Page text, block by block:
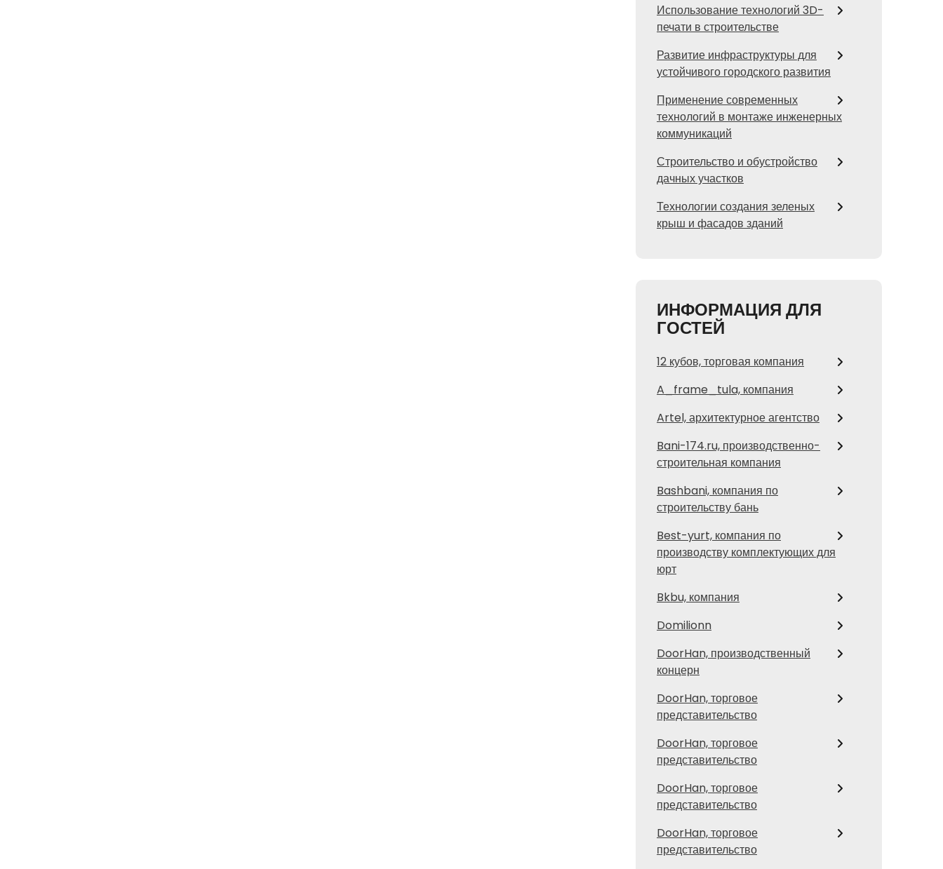
Использование технологий 3D-
печати в строительстве
Развитие инфраструктуры для
устойчивого городского развития
Применение современных
технологий в монтаже инженерных
коммуникаций
Строительство и обустройство
дачных участков
Технологии создания зеленых
крыш и фасадов зданий
ИНФОРМАЦИЯ ДЛЯ
ГОСТЕЙ
12 кубов, торговая компания
A_frame_tula, компания
Artel, архитектурное агентство
Bani-174.ru, производственно-
строительная компания
Bashbani, компания по
строительству бань
Best-yurt, компания по
производству комплектующих для
юрт
Bkbu, компания
Domilionn
DoorHan, производственный
концерн
DoorHan, торговое
представительство
DoorHan, торговое
представительство
DoorHan, торговое
представительство
DoorHan, торговое
представительство